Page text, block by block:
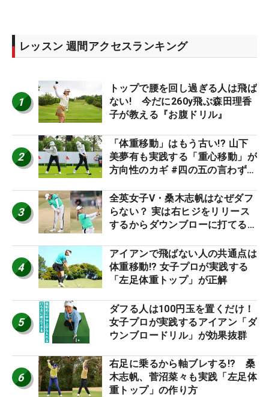
レッスン 週間アクセスランキング
1
トップで腰を回し過ぎる人は飛ば
ない! 今だに260y飛ぶ森田理香
子が教える『お腹ドリル』
2
「体重移動」はもう古い!? 山下
美夢有も実践する「重心移動」が
方向性のカギ #四の五の言わず振
3
全英女子V・桑木志帆はなぜダフ
らない？ 実は右ヒジをリリース
するからダウンブローに打てる #
4
アイアンで飛ばない人の共通点は
体重移動!? 女子プロが実践する
「左足体重トップ」が正解
5
ダフる人は100円玉を置くだけ！
女子プロが実践するアイアン「ダ
ウンブロードリル」が効果抜群
6
右足に乗るから軸ブレする!? 桑
木志帆、菅沼菜々も実践「左足体
重トップ」の作り方